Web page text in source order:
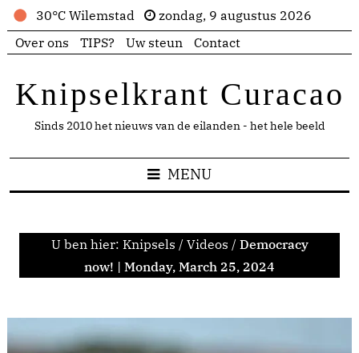
30°C Wilemstad
zondag, 9 augustus 2026
Over ons
TIPS? Uw steun Contact
Knipselkrant Curacao
Sinds 2010 het nieuws van de eilanden - het hele beeld
MENU
U ben hier: Knipsels / Videos / Democracy
now! | Monday, March 25, 2024